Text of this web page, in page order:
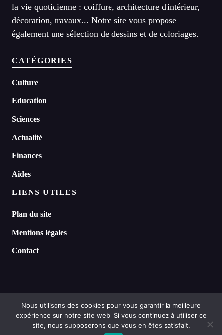
la vie quotidienne : coiffure, architecture d'intérieur,
décoration, travaux... Notre site vous propose
également une sélection de dessins et de coloriages.
CATÉGORIES
Culture
Education
Sciences
Actualité
Finances
Aides
LIENS UTILES
Plan du site
Mentions légales
Contact
©2026 Headline tous droits réservés
Nous utilisons des cookies pour vous garantir la meilleure
expérience sur notre site web. Si vous continuez à utiliser ce
site, nous supposerons que vous en êtes satisfait.